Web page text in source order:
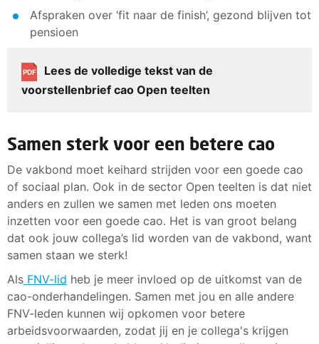
Afspraken over ‘fit naar de finish’, gezond blijven tot
pensioen
PDF
Lees de volledige tekst van de
voorstellenbrief cao Open teelten
Samen sterk voor een betere cao
De vakbond moet keihard strijden voor een goede cao
of sociaal plan. Ook in de sector Open teelten is dat niet
anders en zullen we samen met leden ons moeten
inzetten voor een goede cao. Het is van groot belang
dat ook jouw collega’s lid worden van de vakbond, want
samen staan we sterk!
Als FNV-lid heb je meer invloed op de uitkomst van de
cao-onderhandelingen. Samen met jou en alle andere
FNV-leden kunnen wij opkomen voor betere
arbeidsvoorwaarden, zodat jij en je collega's krijgen